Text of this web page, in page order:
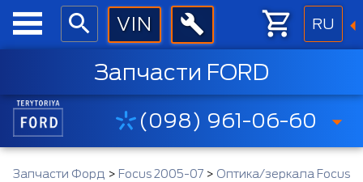
RU
Запчасти FORD
(098) 961-06-60
Запчасти Форд > Focus 2005-07> Оптика/зеркала Focus